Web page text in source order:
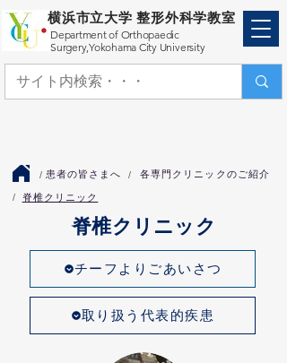
横浜市立大学 整形外科学教室
Department of Orthopaedic
Surgery,Yokohama City University
/ 患者の皆さまへ / ​各専門クリニックのご紹介
脊椎クリニック
/
脊椎クリニック
チーフよりごあいさつ
取り扱う代表的疾患